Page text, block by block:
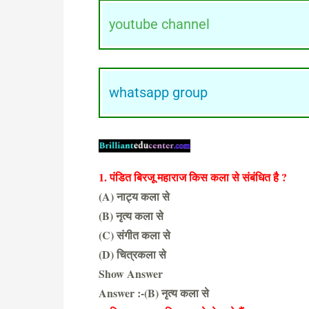
youtube channel
whatsapp group
1. पंडित बिरजू महाराज किस कला से संबंधित है ?
(A) नाट्य कला से
(B) नृत्य कला से
(C) संगीत कला से
(D) चित्रकला से
Show Answer
Answer :-(B) नृत्य कला से